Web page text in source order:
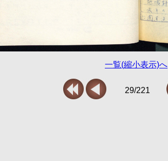
一覧(縮小表示)へ
29/221